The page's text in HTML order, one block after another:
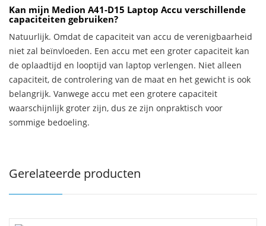
Kan mijn Medion A41-D15 Laptop Accu verschillende
capaciteiten gebruiken?
Natuurlijk. Omdat de capaciteit van accu de verenigbaarheid
niet zal beïnvloeden. Een accu met een groter capaciteit kan
de oplaadtijd en looptijd van laptop verlengen. Niet alleen
capaciteit, de controlering van de maat en het gewicht is ook
belangrijk. Vanwege accu met een grotere capaciteit
waarschijnlijk groter zijn, dus ze zijn onpraktisch voor
sommige bedoeling.
Gerelateerde producten